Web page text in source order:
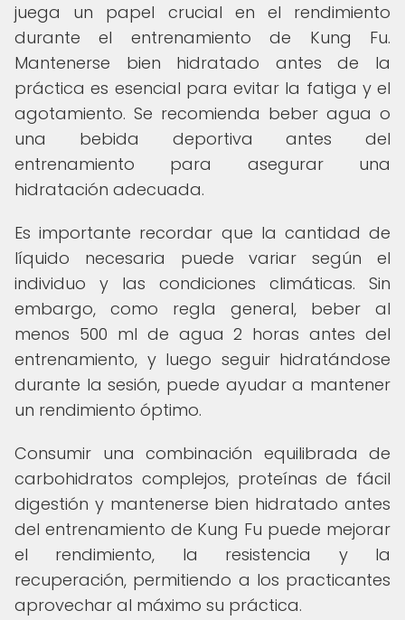
juega un papel crucial en el rendimiento
durante el entrenamiento de Kung Fu.
Mantenerse bien hidratado antes de la
práctica es esencial para evitar la fatiga y el
agotamiento. Se recomienda beber agua o
una bebida deportiva antes del
entrenamiento para asegurar una
hidratación adecuada.
Es importante recordar que la cantidad de
líquido necesaria puede variar según el
individuo y las condiciones climáticas. Sin
embargo, como regla general, beber al
menos 500 ml de agua 2 horas antes del
entrenamiento, y luego seguir hidratándose
durante la sesión, puede ayudar a mantener
un rendimiento óptimo.
Consumir una combinación equilibrada de
carbohidratos complejos, proteínas de fácil
digestión y mantenerse bien hidratado antes
del entrenamiento de Kung Fu puede mejorar
el rendimiento, la resistencia y la
recuperación, permitiendo a los practicantes
aprovechar al máximo su práctica.